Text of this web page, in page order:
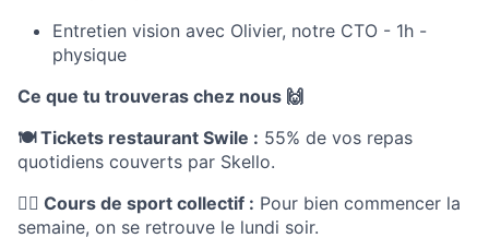
Entretien vision avec Olivier, notre CTO - 1h -
physique
Ce que tu trouveras chez nous 🙌
🍽️ Tickets restaurant Swile : 55% de vos repas
quotidiens couverts par Skello.
🏋️‍♂️ Cours de sport collectif : Pour bien commencer la
semaine, on se retrouve le lundi soir.